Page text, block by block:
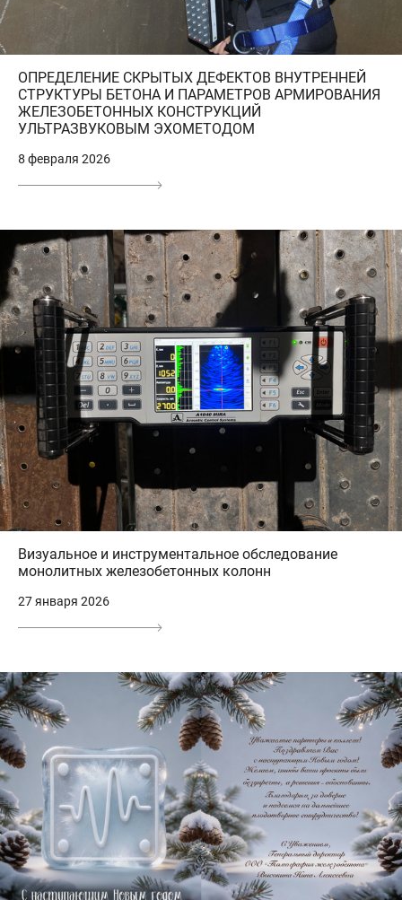
ОПРЕДЕЛЕНИЕ СКРЫТЫХ ДЕФЕКТОВ ВНУТРЕННЕЙ
СТРУКТУРЫ БЕТОНА И ПАРАМЕТРОВ АРМИРОВАНИЯ
ЖЕЛЕЗОБЕТОННЫХ КОНСТРУКЦИЙ
УЛЬТРАЗВУКОВЫМ ЭХОМЕТОДОМ
8 февраля 2026
Визуальное и инструментальное обследование
монолитных железобетонных колонн
27 января 2026